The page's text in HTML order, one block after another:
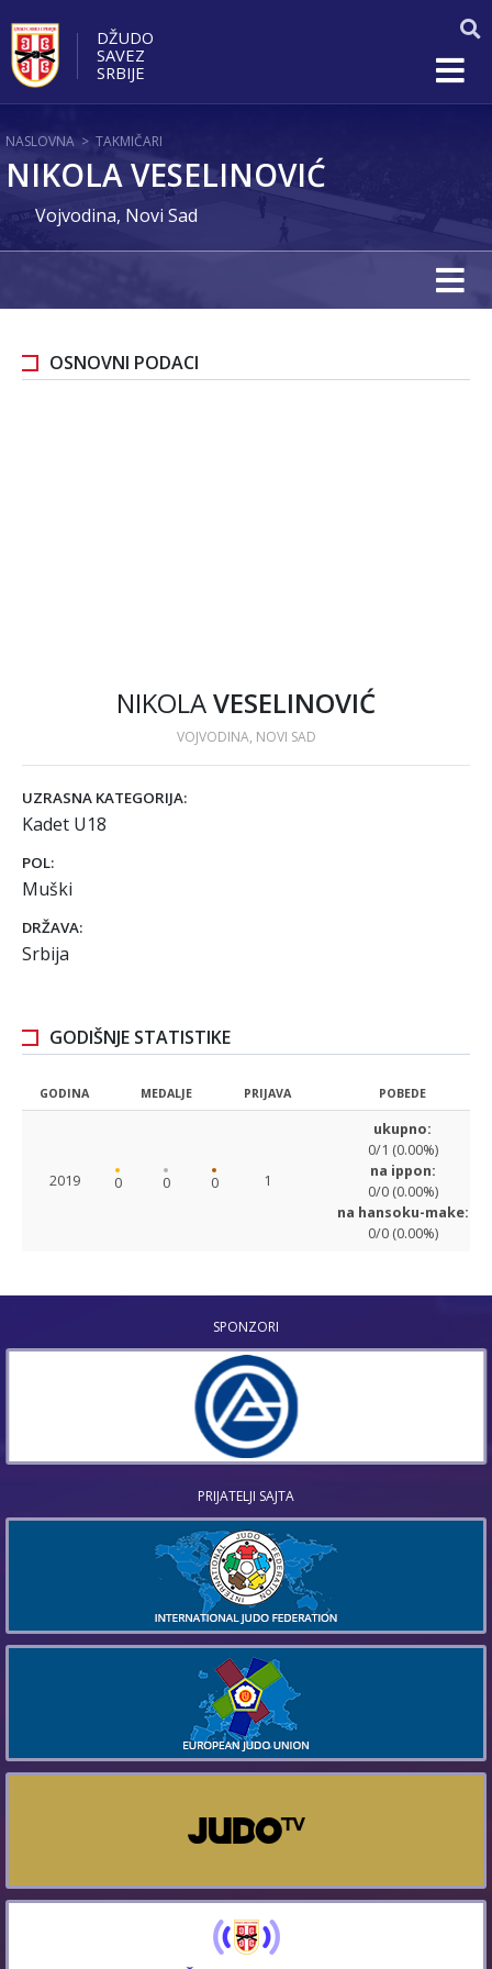
DŽUDO
SAVEZ
SRBIJE
NASLOVNA > TAKMIČARI
NIKOLA VESELINOVIĆ
Vojvodina, Novi Sad
OSNOVNI PODACI
NIKOLAVESELINOVIĆ
VOJVODINA, NOVI SAD
UZRASNA KATEGORIJA:
Kadet U18
POL:
Muški
DRŽAVA:
Srbija
GODIŠNJE STATISTIKE
GODINA MEDALJE PRIJAVA POBEDE
2019 0 0 0 1
ukupno:
0/1 (0.00%)
na ippon:
0/0 (0.00%)
na hansoku-make:
0/0 (0.00%)
SPONZORI
PRIJATELJI SAJTA